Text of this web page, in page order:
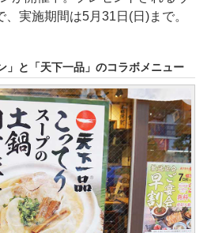
実施期間は5月31日(日)まで。
」と「天下一品」のコラボメニュー